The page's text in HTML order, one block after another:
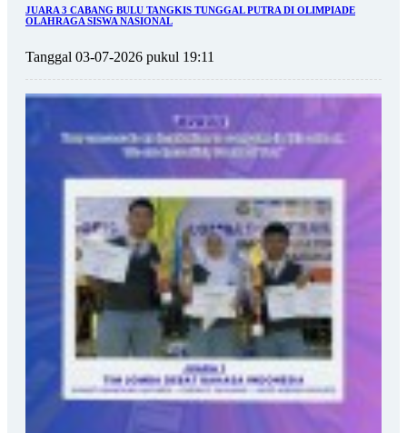
JUARA 3 CABANG BULU TANGKIS TUNGGAL PUTRA DI OLIMPIADE
OLAHRAGA SISWA NASIONAL
Tanggal 03-07-2026 pukul 19:11